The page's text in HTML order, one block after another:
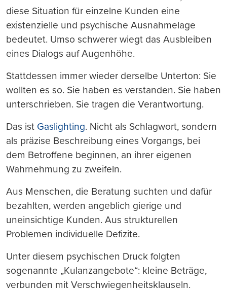
diese Situation für einzelne Kunden eine
existenzielle und psychische Ausnahmelage
bedeutet. Umso schwerer wiegt das Ausbleiben
eines Dialogs auf Augenhöhe.
Stattdessen immer wieder derselbe Unterton: Sie
wollten es so. Sie haben es verstanden. Sie haben
unterschrieben. Sie tragen die Verantwortung.
Das ist Gaslighting. Nicht als Schlagwort, sondern
als präzise Beschreibung eines Vorgangs, bei
dem Betroffene beginnen, an ihrer eigenen
Wahrnehmung zu zweifeln.
Aus Menschen, die Beratung suchten und dafür
bezahlten, werden angeblich gierige und
uneinsichtige Kunden. Aus strukturellen
Problemen individuelle Defizite.
Unter diesem psychischen Druck folgten
sogenannte „Kulanzangebote“: kleine Beträge,
verbunden mit Verschwiegenheitsklauseln.